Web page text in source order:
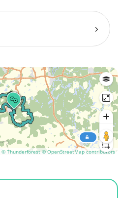
© Thunderforest © OpenStreetMap contributors